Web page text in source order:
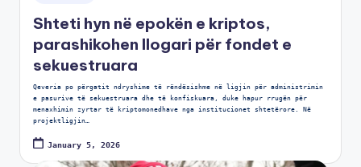
Shteti hyn në epokën e kriptos,
parashikohen llogari për fondet e
sekuestruara
Qeveria po përgatit ndryshime të rëndësishme në ligjin për administrimin
e pasurive të sekuestruara dhe të konfiskuara, duke hapur rrugën për
menaxhimin zyrtar të kriptomonedhave nga institucionet shtetërore. Në
projektligjin…
January 5, 2026